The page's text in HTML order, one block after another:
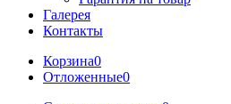
Галерея
Контакты
Корзина0
Отложенные0